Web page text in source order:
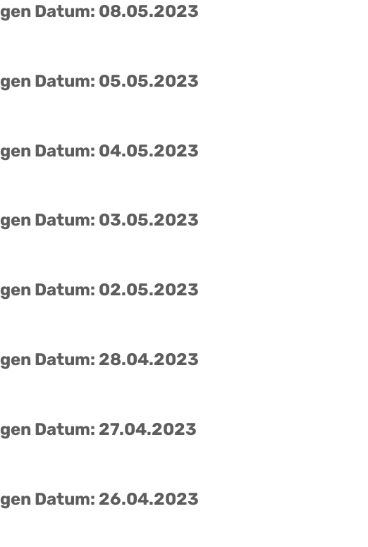
Datum: 08.05.2023
Datum: 05.05.2023
Datum: 04.05.2023
Datum: 03.05.2023
Datum: 02.05.2023
Datum: 28.04.2023
Datum: 27.04.2023
Datum: 26.04.2023